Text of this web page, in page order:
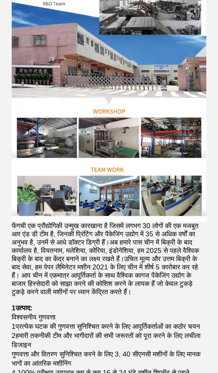
फेंगची एक प्रौद्योगिकी उन्मुख कारखाना है जिसमें लगभग 30 लोगों की एक मजबूत
आर एंड डी टीम है, जिनकी प्रिंटिंग और पैकेजिंग उद्योग में 35 से अधिक वर्षों का
अनुभव है, उनमें से आधे डॉक्टर डिग्री हैं।अब हमारे पास चीन में बिक्री के बाद
कार्यालय है, वियतनाम, मलेशिया, कोरिया, इंडोनेशिया, हम 2025 से पहले वैश्विक
बिक्री के बाद का केंद्र बनाने का लक्ष्य रखते हैं।उचित मूल्य और उत्तम बिक्री के
बाद सेवा, हम पेपर लैमिनेटर मशीन 2021 के लिए चीन में शीर्ष 5 कारोबार कर रहे
हैं। आप चीन में एकमात्र आपूर्तिकर्ता के साथ वैश्विक कागज पैकेजिंग उद्योग के
बाजार हिस्सेदारी को साझा करने की कोशिश करने के लायक हैं जो केवल टुकड़े
टुकड़े करने वाली मशीनों पर ध्यान केंद्रित करते हैं।
1उत्पाद:
विश्वसनीय गुणवत्ता
1प्रत्येक घटक की गुणवत्ता सुनिश्चित करने के लिए आपूर्तिकर्ताओं का कठोर चयन
2हमारी तकनीकी टीम और भागीदारों की सभी जरूरतों को पूरा करने के लिए लचीला
डिजाइन
गुणवत्ता और वितरण सुनिश्चित करने के लिए 3, 40 सीएनसी मशीनों के लिए मानक
भागों का आंतरिक मशीनिंग